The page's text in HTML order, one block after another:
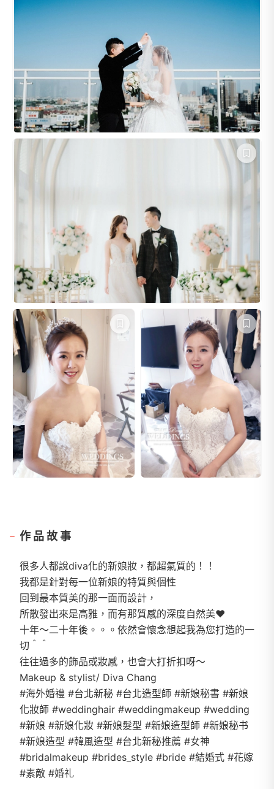
作品故事
很多人都說diva化的新娘妝，都超氣質的！！
我都是針對每一位新娘的特質與個性
回到最本質美的那一面而設計，
所散發出來是高雅，而有那質感的深度自然美❤️
十年～二十年後。。。依然會懷念想起我為您打造的一
切＾＾
往往過多的飾品或妝感，也會大打折扣呀～
Makeup & stylist/ Diva Chang
#海外婚禮 #台北新秘 #台北造型師 #新娘秘書 #新娘
化妝師 #weddinghair #weddingmakeup #wedding
#新娘 #新娘化妝 #新娘髮型 #新娘造型師 #新娘秘书
#新娘造型 #韓風造型 #台北新秘推薦 #女神
#bridalmakeup #brides_style #bride #結婚式 #花嫁
#素敵 #婚礼